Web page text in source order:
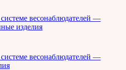
весонаблюдателей —
изделия
весонаблюдателей —